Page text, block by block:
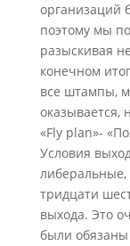
организаций
поэтому мы
разыскивая
конечном
все штампы,
оказывается,
«Fly plan»-
Условия
тридцати
выхода. Это
были обязаны